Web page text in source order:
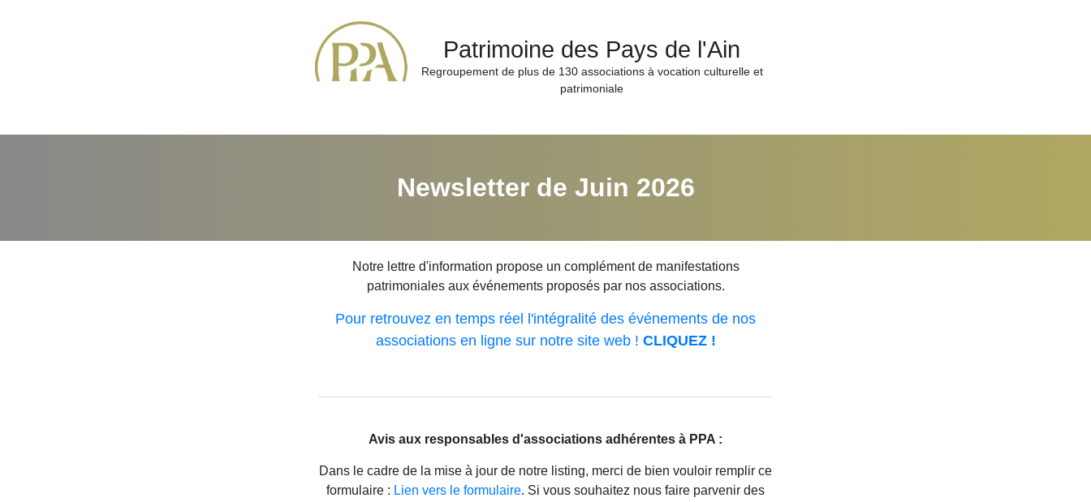
Patrimoine des Pays de l'Ain
Regroupement de plus de 130 associations à vocation culturelle et
patrimoniale
Newsletter de Juin 2026
Notre lettre d'information propose un complément de manifestations
patrimoniales aux événements proposés par nos associations.
Pour retrouvez en temps réel l'intégralité des événements de nos
associations en ligne sur notre site web ! CLIQUEZ !
Avis aux responsables d'associations adhérentes à PPA :
Dans le cadre de la mise à jour de notre listing, merci de bien vouloir remplir ce
formulaire : Lien vers le formulaire. Si vous souhaitez nous faire parvenir des